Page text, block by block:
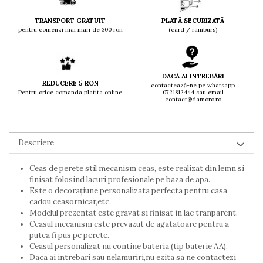
TRANSPORT GRATUIT
pentru comenzi mai mari de 300 ron
PLATĂ SECURIZATĂ
(card / ramburs)
REDUCERE 5 RON
Pentru orice comanda platita online
DACĂ AI ÎNTREBĂRI
contactează-ne pe whatsapp
0721812444 sau email
contact@damoro.ro
Descriere
Ceas de perete stil mecanism ceas, este realizat din lemn si
finisat folosind lacuri profesionale pe baza de apa.
Este o decorațiune personalizata perfecta pentru casa,
cadou ceasornicar,etc.
Modelul prezentat este gravat si finisat in lac tranparent.
Ceasul mecanism este prevazut de agatatoare pentru a
putea fi pus pe perete.
Ceasul personalizat nu contine bateria (tip baterie AA).
Daca ai intrebari sau nelamuriri,nu ezita sa ne contactezi